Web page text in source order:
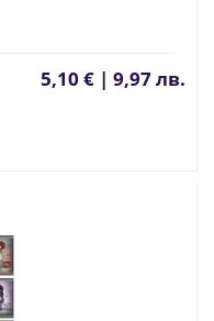
5,10 € | 9,97 лв.